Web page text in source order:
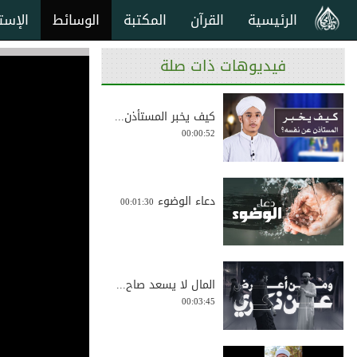
الوسائط المكتبة القرآن الرئيسية
فيديوهات ذات صلة
كيف يخبر المستأذن...
00:00:52
دعاء الوضوء 00:01:30
المال لا يسعد صاح...
00:03:45